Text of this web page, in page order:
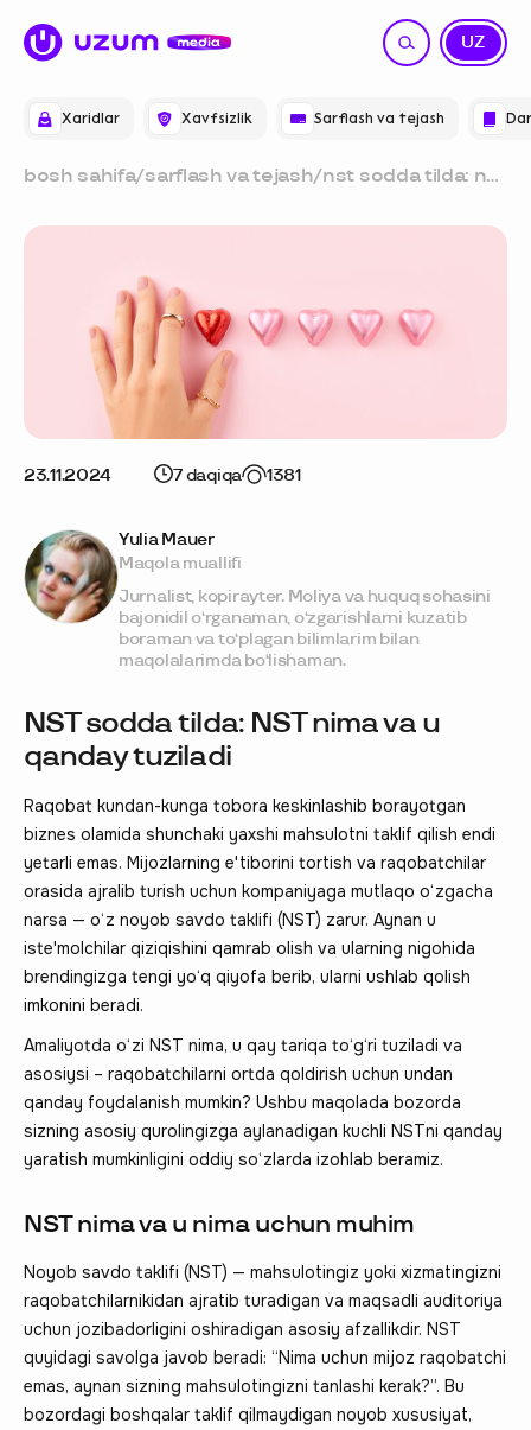
Xaridlar Xavfsizlik Sarflash va tejash
UZ
RU
bosh sahifa/sarflash va tejash/nst sodda tilda: nst
tuziladi
23.11.2024 7 daqiqa 1381
NST sodda tilda: NST nima va u
qanday tuziladi
Raqobat kundan-kunga tobora keskinlashib borayotgan
biznes olamida shunchaki yaxshi mahsulotni taklif qilish endi
yetarli emas. Mijozlarning e'tiborini tortish va raqobatchilar
orasida ajralib turish uchun kompaniyaga mutlaqo o‘zgacha
narsa — o‘z noyob savdo taklifi (NST) zarur. Aynan u
iste'molchilar qiziqishini qamrab olish va ularning nigohida
brendingizga tengi yo‘q qiyofa berib, ularni ushlab qolish
imkonini beradi.
Amaliyotda o‘zi NST nima, u qay tariqa to‘g‘ri tuziladi va
asosiysi – raqobatchilarni ortda qoldirish uchun undan
qanday foydalanish mumkin? Ushbu maqolada bozorda
sizning asosiy qurolingizga aylanadigan kuchli NSTni qanday
yaratish mumkinligini oddiy so‘zlarda izohlab beramiz.
NST nima va u nima uchun muhim
Noyob savdo taklifi (NST) — mahsulotingiz yoki xizmatingizni
raqobatchilarnikidan ajratib turadigan va maqsadli auditoriya
uchun jozibadorligini oshiradigan asosiy afzallikdir. NST
quyidagi savolga javob beradi: “Nima uchun mijoz raqobatchi
emas, aynan sizning mahsulotingizni tanlashi kerak?”. Bu
bozordagi boshqalar taklif qilmaydigan noyob xususiyat,
Yulia Mauer
Maqola muallifi
Jurnalist, kopirayter. Moliya va huquq sohasini
bajonidil o‘rganaman, o‘zgarishlarni kuzatib
boraman va to‘plagan bilimlarim bilan
maqolalarimda bo‘lishaman.